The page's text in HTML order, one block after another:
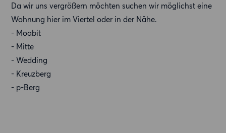
Da wir uns vergrößern möchten suchen wir möglichst eine
Wohnung hier im Viertel oder in der Nähe.
- Moabit
- Mitte
- Wedding
- Kreuzberg
- p-Berg